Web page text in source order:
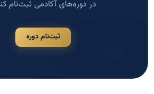
در دوره‌های آکادمی ثبت‌نام
ثبت‌نام دوره